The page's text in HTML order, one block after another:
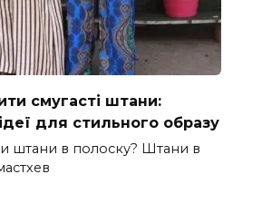
смугасті штани:
для стильного образу
штани в полоску? Штани в